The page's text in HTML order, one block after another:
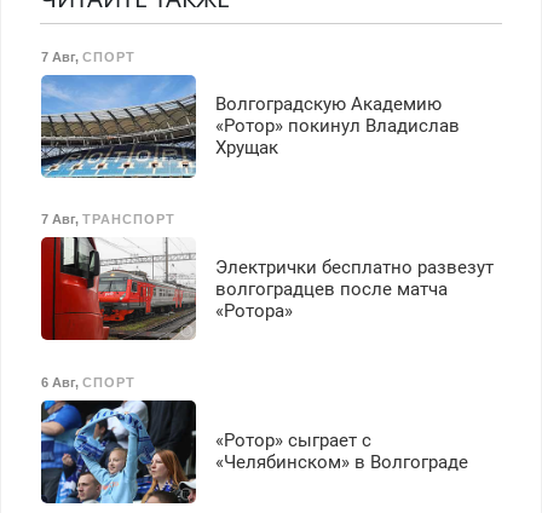
Вызов бесплатный.
7 Авг, СПОРТ
Волгоградскую Академию
«Ротор» покинул Владислав
Хрущак
7 Авг, ТРАНСПОРТ
Электрички бесплатно развезут
волгоградцев после матча
«Ротора»
6 Авг, СПОРТ
«Ротор» сыграет с
«Челябинском» в Волгограде